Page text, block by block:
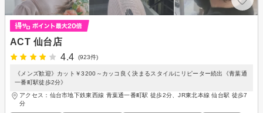
ACT 仙台店
4.4
(923件)
《メンズ歓迎》カット￥3200～カッコ良く決まるスタイルにリピーター続出《青葉通
一番町駅徒歩2分》
アクセス：仙台市地下鉄東西線 青葉通一番町駅 徒歩2分、JR東北本線 仙台駅 徒歩7
分